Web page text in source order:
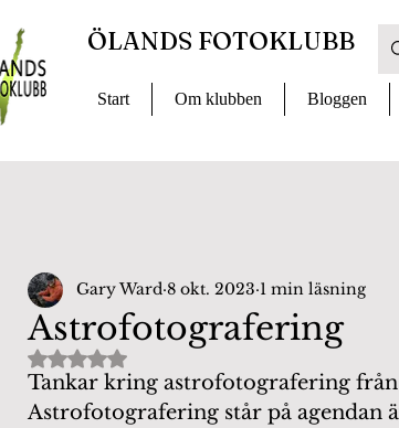
Start Om klubben Bloggen
ÖLANDS FOTOKLUBB
Astrofotografering
Gary Ward 8 okt. 2023 1 min läsning
Betygsatt till NaN av 5 stjärnor.
Tankar kring astrofotografering
Astrofotografering står på agendan